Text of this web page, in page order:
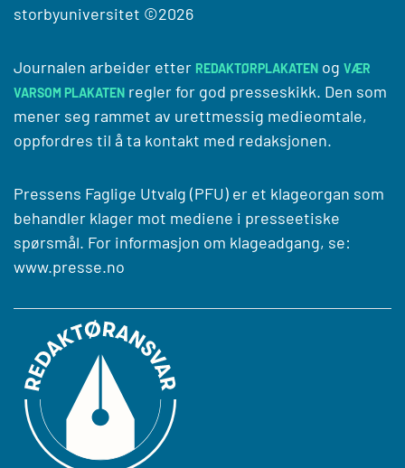
storbyuniversitet ©2026
Journalen arbeider etter REDAKTØRPLAKATEN og VÆR
VARSOM PLAKATEN regler for god presseskikk. Den som
mener seg rammet av urettmessig medieomtale,
oppfordres til å ta kontakt med redaksjonen.
Pressens Faglige Utvalg (PFU) er et klageorgan som
behandler klager mot mediene i presseetiske
spørsmål. For informasjon om klageadgang, se:
www.presse.no